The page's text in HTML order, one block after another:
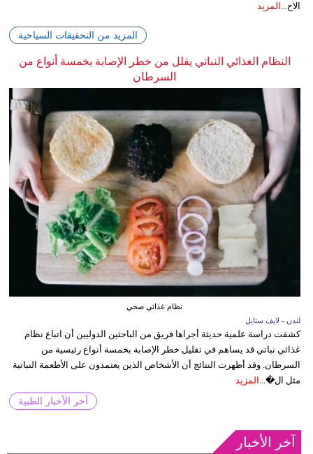
الاح... المزيد
المزيد من التحقيقات السياحية
النظام الغذائي النباتي يقلل من خطر الإصابة بخمسة أنواع من
السرطان
نظام غذائي صحي
لندن - لايف ستايل
كشفت دراسة علمية حديثة أجراها فريق من الباحثين الدوليين أن اتباع نظام
غذائي نباتي قد يساهم في تقليل خطر الإصابة بخمسة أنواع رئيسية من
السرطان. وقد أظهرت النتائج أن الأشخاص الذين يعتمدون على الأطعمة النباتية
مثل ال�...
المزيد
آخر الأخبار الطبية
آخر الأخبار